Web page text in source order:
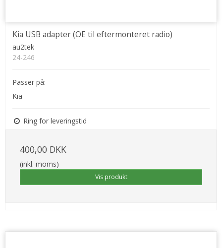
Kia USB adapter (OE til eftermonteret radio)
au2tek
24-246
Passer på:
Kia
Ring for leveringstid
400,00 DKK
(inkl. moms)
Vis produkt